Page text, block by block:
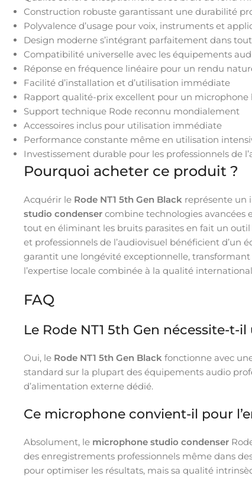
Construction robuste garantissant une durabilité
Polyvalence d’usage pour voix, instruments et
Design moderne s’intégrant parfaitement dans
Compatibilité universelle avec les équipements
Réponse en fréquence linéaire pour un rendu
Facilité d’installation et d’utilisation immédiate
Rapport qualité-prix excellent pour un
Support technique Rode reconnu mondialement
Accessoires inclus pour utilisation immédiate
Performance constante même en utilisation
Investissement durable pour les professionnels de
Pourquoi acheter ce produit ?
Acquérir le Rode NT1 5th Gen Black représente un
studio condenser combine technologies avancées
tout en éliminant les bruits parasites en fait un
et professionnels de l’audiovisuel bénéficient d’un
garantit une longévité exceptionnelle,
l’expertise locale combinée à la qualité
FAQ
Le Rode NT1 5th Gen nécessite-
Oui, le Rode NT1 5th Gen Black fonctionne avec
standard sur la plupart des équipements audio
d’alimentation externe dédié.
Ce microphone convient-il pour
Absolument, le microphone studio condenser
des enregistrements professionnels même dans
pour optimiser les résultats, mais sa qualité